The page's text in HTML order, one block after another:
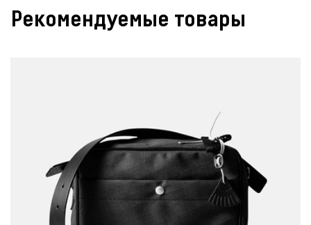
Рекомендуемые товары